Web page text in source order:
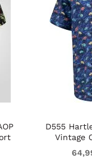
D555
Vintage